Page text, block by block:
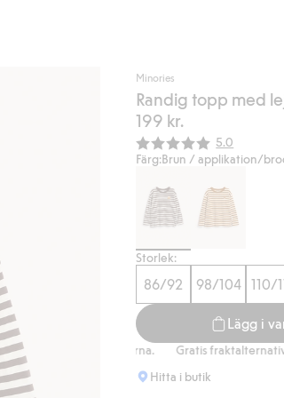
Minories
Randig topp med
199 kr.
Snittbetyg:
5.0
Färg:Brun / applikation/
Storlek:
86/92 98/104 110/
Lägg i
med Klarna. Gratis fraktalternativ
Hitta i butik